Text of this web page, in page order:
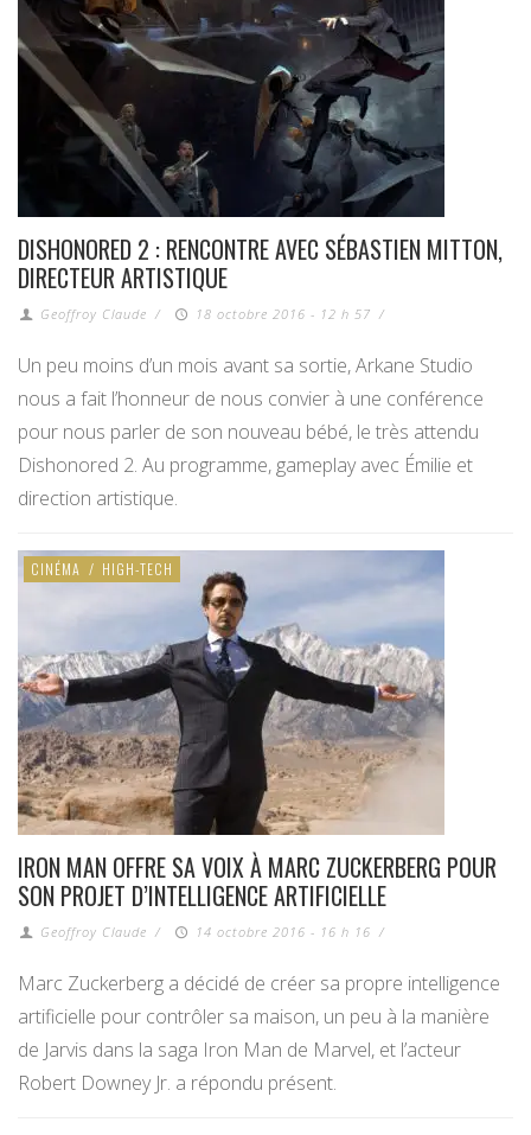
DISHONORED 2 : RENCONTRE AVEC SÉBASTIEN MITTON,
DIRECTEUR ARTISTIQUE
Geoffroy Claude / 18 octobre 2016 - 12 h 57 /
Un peu moins d’un mois avant sa sortie, Arkane Studio
nous a fait l’honneur de nous convier à une conférence
pour nous parler de son nouveau bébé, le très attendu
Dishonored 2. Au programme, gameplay avec Émilie et
direction artistique.
CINÉMA / HIGH-TECH
IRON MAN OFFRE SA VOIX À MARC ZUCKERBERG POUR
SON PROJET D’INTELLIGENCE ARTIFICIELLE
Geoffroy Claude / 14 octobre 2016 - 16 h 16 /
Marc Zuckerberg a décidé de créer sa propre intelligence
artificielle pour contrôler sa maison, un peu à la manière
de Jarvis dans la saga Iron Man de Marvel, et l’acteur
Robert Downey Jr. a répondu présent.